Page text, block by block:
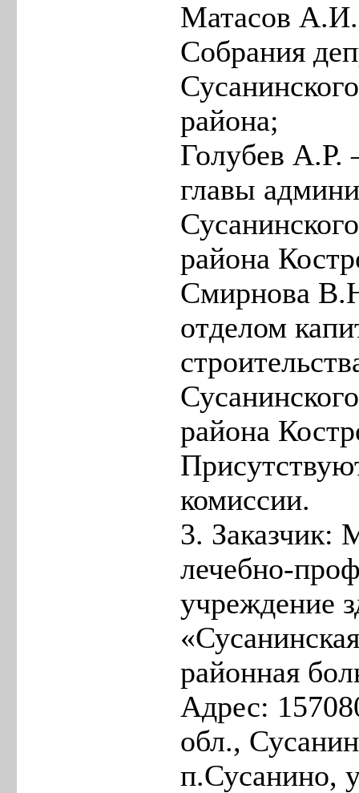
Матасов А.И.
Собрания
района;
Голубев А.Р.
главы
района
Смирнова
отделом
района
комиссии.
3. Заказчик:
лечебно-
учреждение
районная
Адрес:
обл.,
п.Сусанино,